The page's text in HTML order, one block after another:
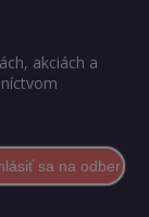
akciách a
sa na odber